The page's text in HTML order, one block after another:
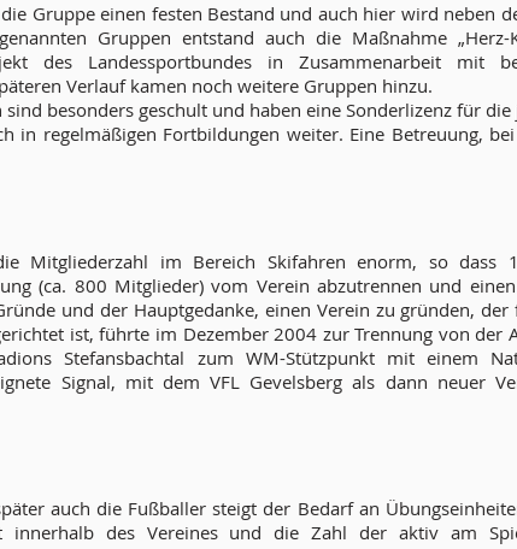
Gruppe einen festen Bestand und auch hier wird neben
Gruppen entstand auch die Maßnahme „Herz-
des Landessportbundes in Zusammenarbeit mit
Verlauf kamen noch weitere Gruppen hinzu.
besonders geschult und haben eine Sonderlizenz für die
in regelmäßigen Fortbildungen weiter. Eine Betreuung,
Mitgliederzahl im Bereich Skifahren enorm, so dass
(ca. 800 Mitglieder) vom Verein abzutrennen und
und der Hauptgedanke, einen Verein zu gründen, der
ist, führte im Dezember 2004 zur Trennung von der
Stefansbachtal zum WM-Stützpunkt mit einem
Signal, mit dem VFL Gevelsberg als dann neuer
auch die Fußballer steigt der Bedarf an
innerhalb des Vereines und die Zahl der aktiv am